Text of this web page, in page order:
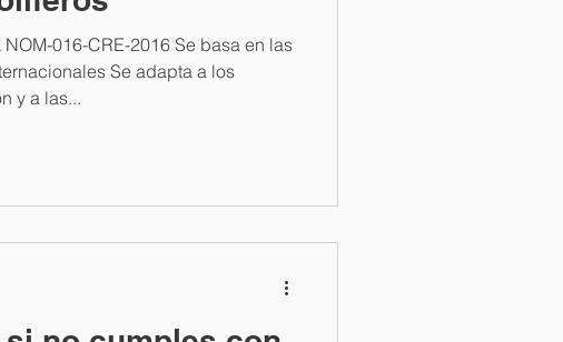
016-CRE-2016 Se basa en las
Se adapta a los
y a las...